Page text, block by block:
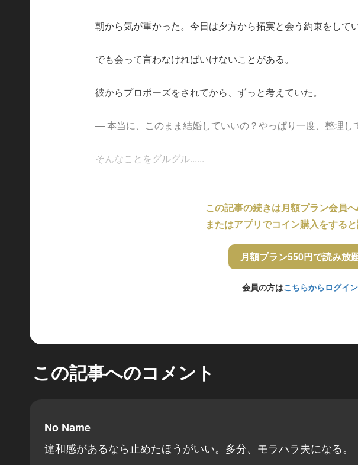
朝から気が重かった。今日は夕方から拓実と会う約束をしてい
でも会って言わなければいけないことがある。
彼からプロポーズをされてから、ずっと考えていた。
― 本当に、このまま結婚していいの？やっぱり一度、整理し
そんなことをグルグル......
この記事の続きは月額プラン会員へ
またはアプリでコイン購入をする
月額プラン550円で読み放
会員の方はこちらからログイン
この記事へのコメント
No Name
違和感があるなら止めたほうがいい。多分、モラハラ夫になる。